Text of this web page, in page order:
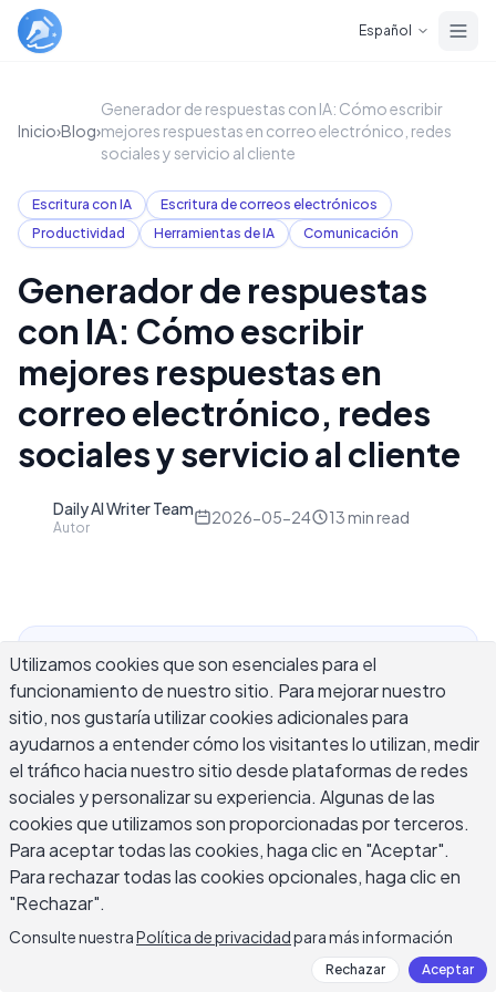
Español
Inicio›Blog›
Generador de respuestas con IA: Cómo escribir
mejores respuestas en correo electrónico, redes
sociales y servicio al cliente
Escritura con IA
Escritura de correos electrónicos
Productividad
Herramientas de IA Comunicación
Generador de respuestas
con IA: Cómo escribir
mejores respuestas en
correo electrónico, redes
sociales y servicio al cliente
Daily AI Writer Team
Autor
2026-05-24 13 min read
Un generador de respuestas con IA es una
herramienta de escritura que lee un mensaje
entrante y redacta una respuesta
contextualmente apropiada basada en el
contenido, tono e intención del mensaje enviado.
Ya sea respondiendo a una queja del cliente, un
hilo de correo electrónico, un comentario en
redes sociales o un mensaje de LinkedIn, el
desafío es el mismo: la respuesta debe sentirse
específica para lo que la persona realmente
escribió. Esa especificidad es exactamente
donde un generador de respuestas con IA
Utilizamos cookies que son esenciales para el
funcionamiento de nuestro sitio. Para mejorar nuestro
sitio, nos gustaría utilizar cookies adicionales para
ayudarnos a entender cómo los visitantes lo utilizan, medir
el tráfico hacia nuestro sitio desde plataformas de redes
sociales y personalizar su experiencia. Algunas de las
cookies que utilizamos son proporcionadas por terceros.
Para aceptar todas las cookies, haga clic en "Aceptar".
Para rechazar todas las cookies opcionales, haga clic en
"Rechazar".
Consulte nuestraPolítica de privacidadpara más información
Rechazar Aceptar